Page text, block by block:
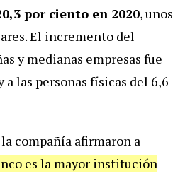
por ciento en 2020, unos
El incremento del
y medianas empresas fue
las personas físicas del 6,6
compañía afirmaron a
es la mayor institución